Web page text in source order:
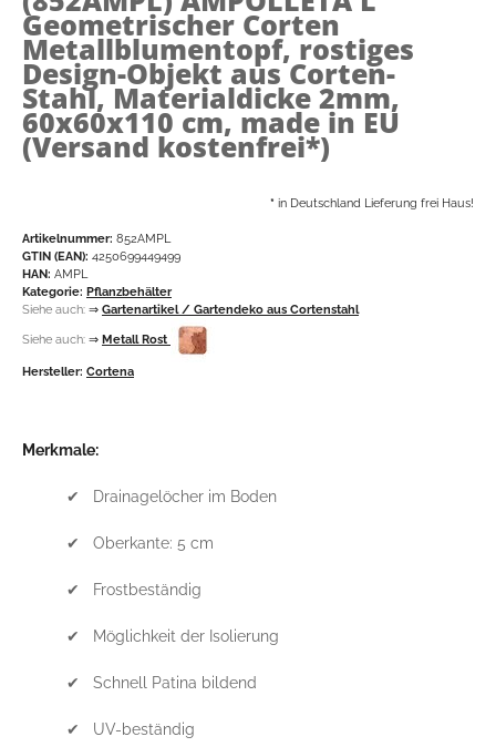
Geometrischer Corten
Metallblumentopf, rostiges
Design-Objekt aus Corten-
Stahl, Materialdicke 2mm,
60x60x110 cm, made in EU
(Versand kostenfrei*)
* in Deutschland Lieferung frei Haus!
Artikelnummer: 852AMPL
GTIN (EAN): 4250699449499
HAN: AMPL
Kategorie: Pflanzbehälter
Siehe auch: ⇒ Gartenartikel / Gartendeko aus Cortenstahl
Siehe auch: ⇒ Metall Rost
Hersteller: Cortena
Merkmale:
✔ Drainagelöcher im Boden
✔ Oberkante: 5 cm
✔ Frostbeständig
✔ Möglichkeit der Isolierung
✔ Schnell Patina bildend
✔ UV-beständig